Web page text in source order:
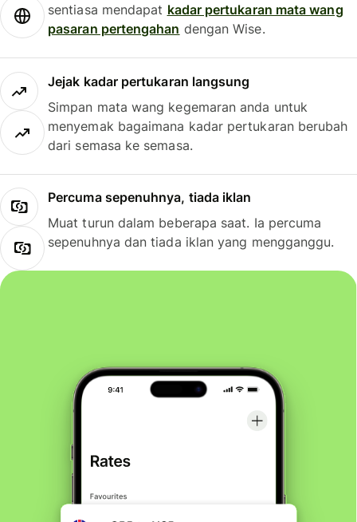
sentiasa mendapat kadar pertukaran mata wang
pasaran pertengahan dengan Wise.
Jejak kadar pertukaran langsung
Simpan mata wang kegemaran anda untuk
menyemak bagaimana kadar pertukaran berubah
dari semasa ke semasa.
Percuma sepenuhnya, tiada iklan
Muat turun dalam beberapa saat. Ia percuma
sepenuhnya dan tiada iklan yang mengganggu.